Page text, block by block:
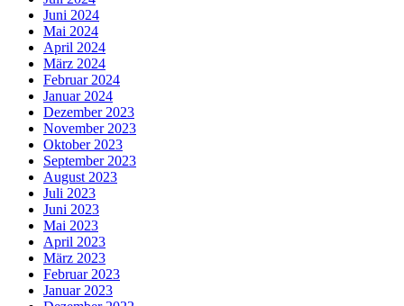
Juni 2024
Mai 2024
April 2024
März 2024
Februar 2024
Januar 2024
Dezember 2023
November 2023
Oktober 2023
September 2023
August 2023
Juli 2023
Juni 2023
Mai 2023
April 2023
März 2023
Februar 2023
Januar 2023